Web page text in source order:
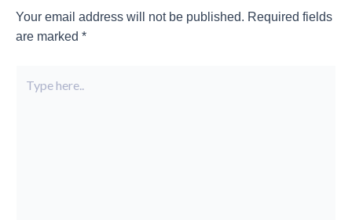
Your email address will not be published. Required fields
are marked *
here..